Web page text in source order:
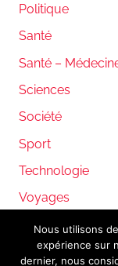
Politique
Santé
Santé –
Sciences
Société
Sport
Technologie
Voyages
WordPress
Nous utilisons
expérience sur
dernier, nous